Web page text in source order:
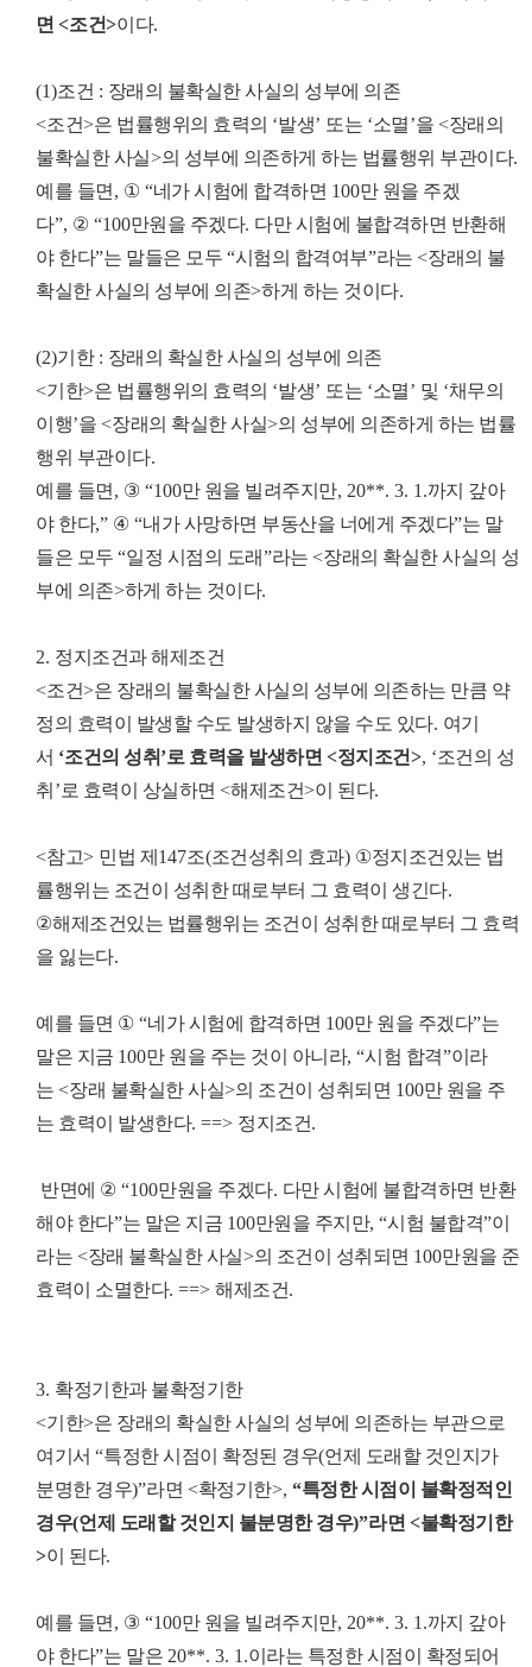
면 <조건>이다.
(1)조건 : 장래의 불확실한 사실의 성부에 의존
<조건>은 법률행위의 효력의 ‘발생’ 또는 ‘소멸’을 <장래의
불확실한 사실>의 성부에 의존하게 하는 법률행위 부관이다.
예를 들면 , ① “네가 시험에 합격하면 100만 원을 주겠
다”, ② “100만원을 주겠다. 다만 시험에 불합격하면 반환해
야 한다”는 말들은 모두 “시험의 합격여부”라는 <장래의 불
확실한 사실의 성부에 의존>하게 하는 것이다.
(2)기한 : 장래의 확실한 사실의 성부에 의존
<기한>은 법률행위의 효력의 ‘발생’ 또는 ‘소멸’ 및 ‘채무의
이행’을 <장래의 확실한 사실>의 성부에 의존하게 하는 법률
행위 부관이다.
예를 들면 , ③ “100만 원을 빌려주지만, 20**. 3. 1.까지 갚아
야 한다,” ④ “내가 사망하면 부동산을 너에게 주겠다”는 말
들은 모두 “일정 시점의 도래”라는 <장래의 확실한 사실의 성
부에 의존>하게 하는 것이다.
2. 정지조건과 해제조건
<조건>은 장래의 불확실한 사실의 성부에 의존하는 만큼 약
정의 효력이 발생할 수도 발생하지 않을 수도 있다. 여기
서 ‘조건의 성취 ’로 효력을 발생하면 <정지조건>, ‘조건의 성
취 ’ 로 효력이 상실하면 <해제조건>이 된다.
<참고> 민법 제 147조(조건성취의 효과) ①정지조건있는 법
률행위는 조건이 성취한 때로부터 그 효력이 생긴다.
②해제조건있는 법률행위는 조건이 성취한 때로부터 그 효력
을 잃는다.
예를 들면 ① “네가 시험에 합격하면 100만 원을 주겠다”는
말은 지금 100만 원을 주는 것이 아니라, “시험 합격”이라
는 <장래 불확실한 사실>의 조건이 성취되면 100만 원을 주
는 효력이 발생한다. ==> 정지조건.
반면에 ② “100만원을 주겠다. 다만 시험에 불합격하면 반환
해야 한다”는 말은 지금 100만원을 주지만, “시험 불합격”이
라는 <장래 불확실한 사실>의 조건이 성취되면 100만원을 준
효력이 소멸한다. ==> 해제조건.
3. 확정기한과 불확정기한
<기한>은 장래의 확실한 사실의 성부에 의존하는 부관으로
여기서 “특정한 시점이 확정된 경우(언제 도래할 것인지가
분명한 경우)”라면 <확정기한>, “특정한 시점이 불확정적인
경우(언제 도래할 것인지 불분명한 경우)”라면 <불확정기한
>이 된다.
예를 들면 , ③ “100만 원을 빌려주지만, 20**. 3. 1.까지 갚아
야 한다”는 말은 20**. 3. 1.이라는 특정한 시점이 확정되어